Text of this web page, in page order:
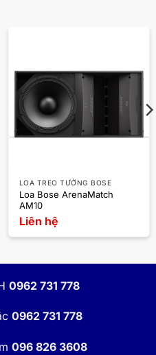
LOA TREO TƯỜNG BOSE
Loa Bose ArenaMatch
AM10
Liên hệ
0962 731 778
0962 731 778
096 826 3608